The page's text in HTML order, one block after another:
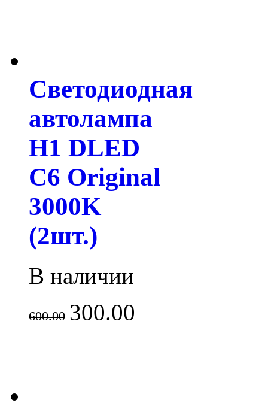
Светодиодная
автолампа
H1 DLED
C6 Original
3000K
(2шт.)
В наличии
600.00 300.00